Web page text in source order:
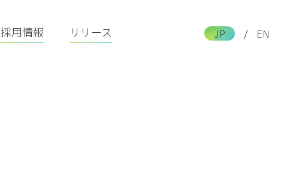
採用情報 リリース JP / EN